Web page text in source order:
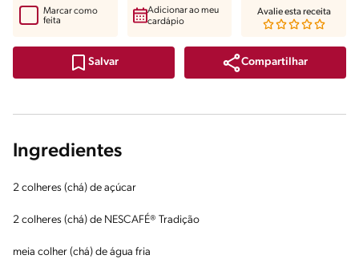
Salvar Compartilhar
Marcar como
feita
Adicionar ao meu
cardápio
Avalie esta receita
Ingredientes
2 colheres (chá) de açúcar
2 colheres (chá) de NESCAFÉ® Tradição
meia colher (chá) de água fria